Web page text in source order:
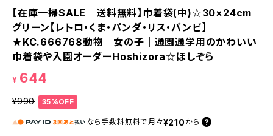
【在庫一掃SALE 送料無料】巾着袋(中)☆30×24cm
グリーン【レトロ・くま・パンダ・リス・バンビ】
★KC.666768動物 女の子｜通園通学用のかわいい
巾着袋や入園オーダーHoshizora☆ほしぞら
¥ 644
¥990 35%OFF
なら 手数料無料で 月々¥210 から